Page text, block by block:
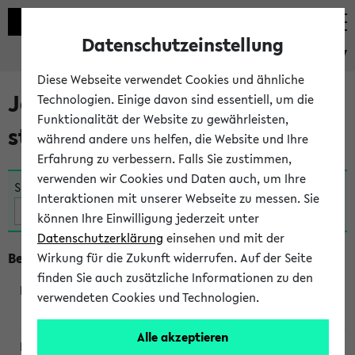
eKVV
Jetzt und in Kürze
stattfindende Veranstaltungen
Suche:
Beginn um 8 Uhr
Datenschutzeinstellung
Diese Webseite verwendet Cookies und ähnliche
Technologien. Einige davon sind essentiell, um die
Funktionalität der Website zu gewährleisten,
während andere uns helfen, die Website und Ihre
Erfahrung zu verbessern. Falls Sie zustimmen,
verwenden wir Cookies und Daten auch, um Ihre
Interaktionen mit unserer Webseite zu messen. Sie
können Ihre Einwilligung jederzeit unter
Datenschutzerklärung einsehen und mit der
Wirkung für die Zukunft widerrufen. Auf der Seite
finden Sie auch zusätzliche Informationen zu den
verwendeten Cookies und Technologien.
Alle akzeptieren